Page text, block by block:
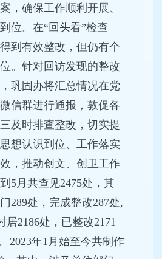
，确保工作顺利开展、
位。在“回头看”检查
到有效整改，但仍有个
。针对回访发现的整改
巩固办将汇总情况在党
信群进行通报，敦促各
及时排查整改，切实提
想认识到位、工作落实
，推动创文、创卫工作
5月共查见2475处，其
289处，完成整改287处,
居2186处，已整改2171
2023年1月始至今共制作